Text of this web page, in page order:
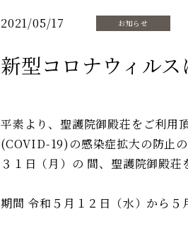
2021/05/17 お知らせ
新型コロナウィル
平素より、聖護院御殿荘をご利用
(COVID-19)の感染症拡大の防止
３１日（月）の 間、聖護院御殿荘
期間 令和５月１２日（水）から５